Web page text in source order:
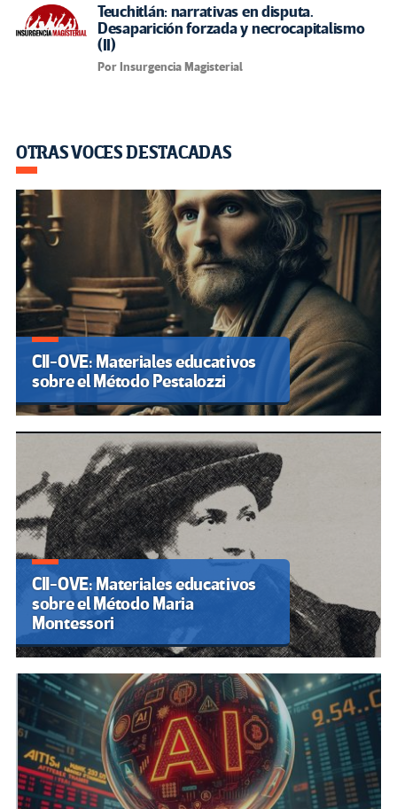
Teuchitlán: narrativas en disputa.
Desaparición forzada y necrocapitalismo
(II)
Por Insurgencia Magisterial
OTRAS VOCES DESTACADAS
CII-OVE: Materiales educativos
sobre el Método Pestalozzi
CII-OVE: Materiales educativos
sobre el Método Maria
Montessori